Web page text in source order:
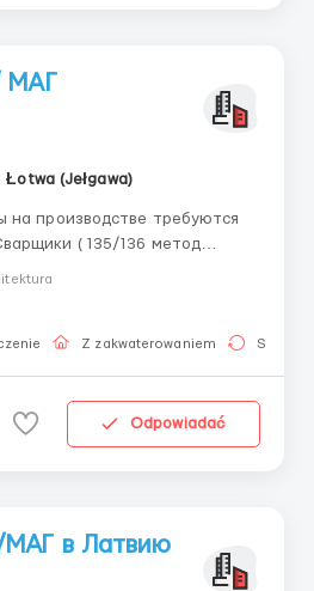
МАГ
Łotwa (Jełgawa)
на производстве требуются
Сварочные
преимуществом Опыт
Z zakwaterowaniem Stała
Odpowiadać
в Латвию